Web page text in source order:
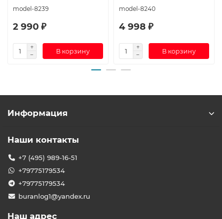
model-8239
2 990 ₽
В корзину
model-8240
4 998 ₽
В корзину
Информация
Наши контакты
+7 (495) 989-16-51
+79775179534
+79775179534
buranlog1@yandex.ru
Наш адрес